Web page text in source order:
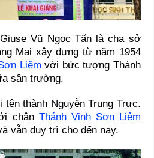
Vũ Ngọc Tấn là cha sở
Mai xây dựng từ năm 1954
Liêmvới bức tượng Thánh
sân trường.
tên thành Nguyễn Trung Trực.
chân Thánh Vinh Sơn Liêm
vẫn duy trì cho đến nay.